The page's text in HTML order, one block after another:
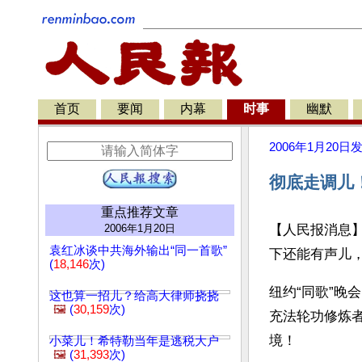
首页 要闻 内幕 时事 幽默
重点推荐文章
2006年1月20日
袁红冰谈中共海外输出“同一首歌”
(18,146次)
这也算一招儿？给高大律师挠挠
🖼️ (30,159次)
小菜儿！希特勒当年是逃税大户
🖼️ (31,393次)
2006年1月20日
彻底走调儿
【人民报消
下还能有声儿
纽约“同歌”晚
充法轮功修炼
境！